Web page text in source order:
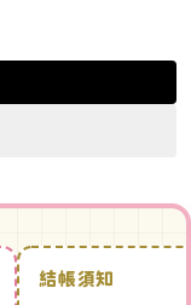
結帳須知